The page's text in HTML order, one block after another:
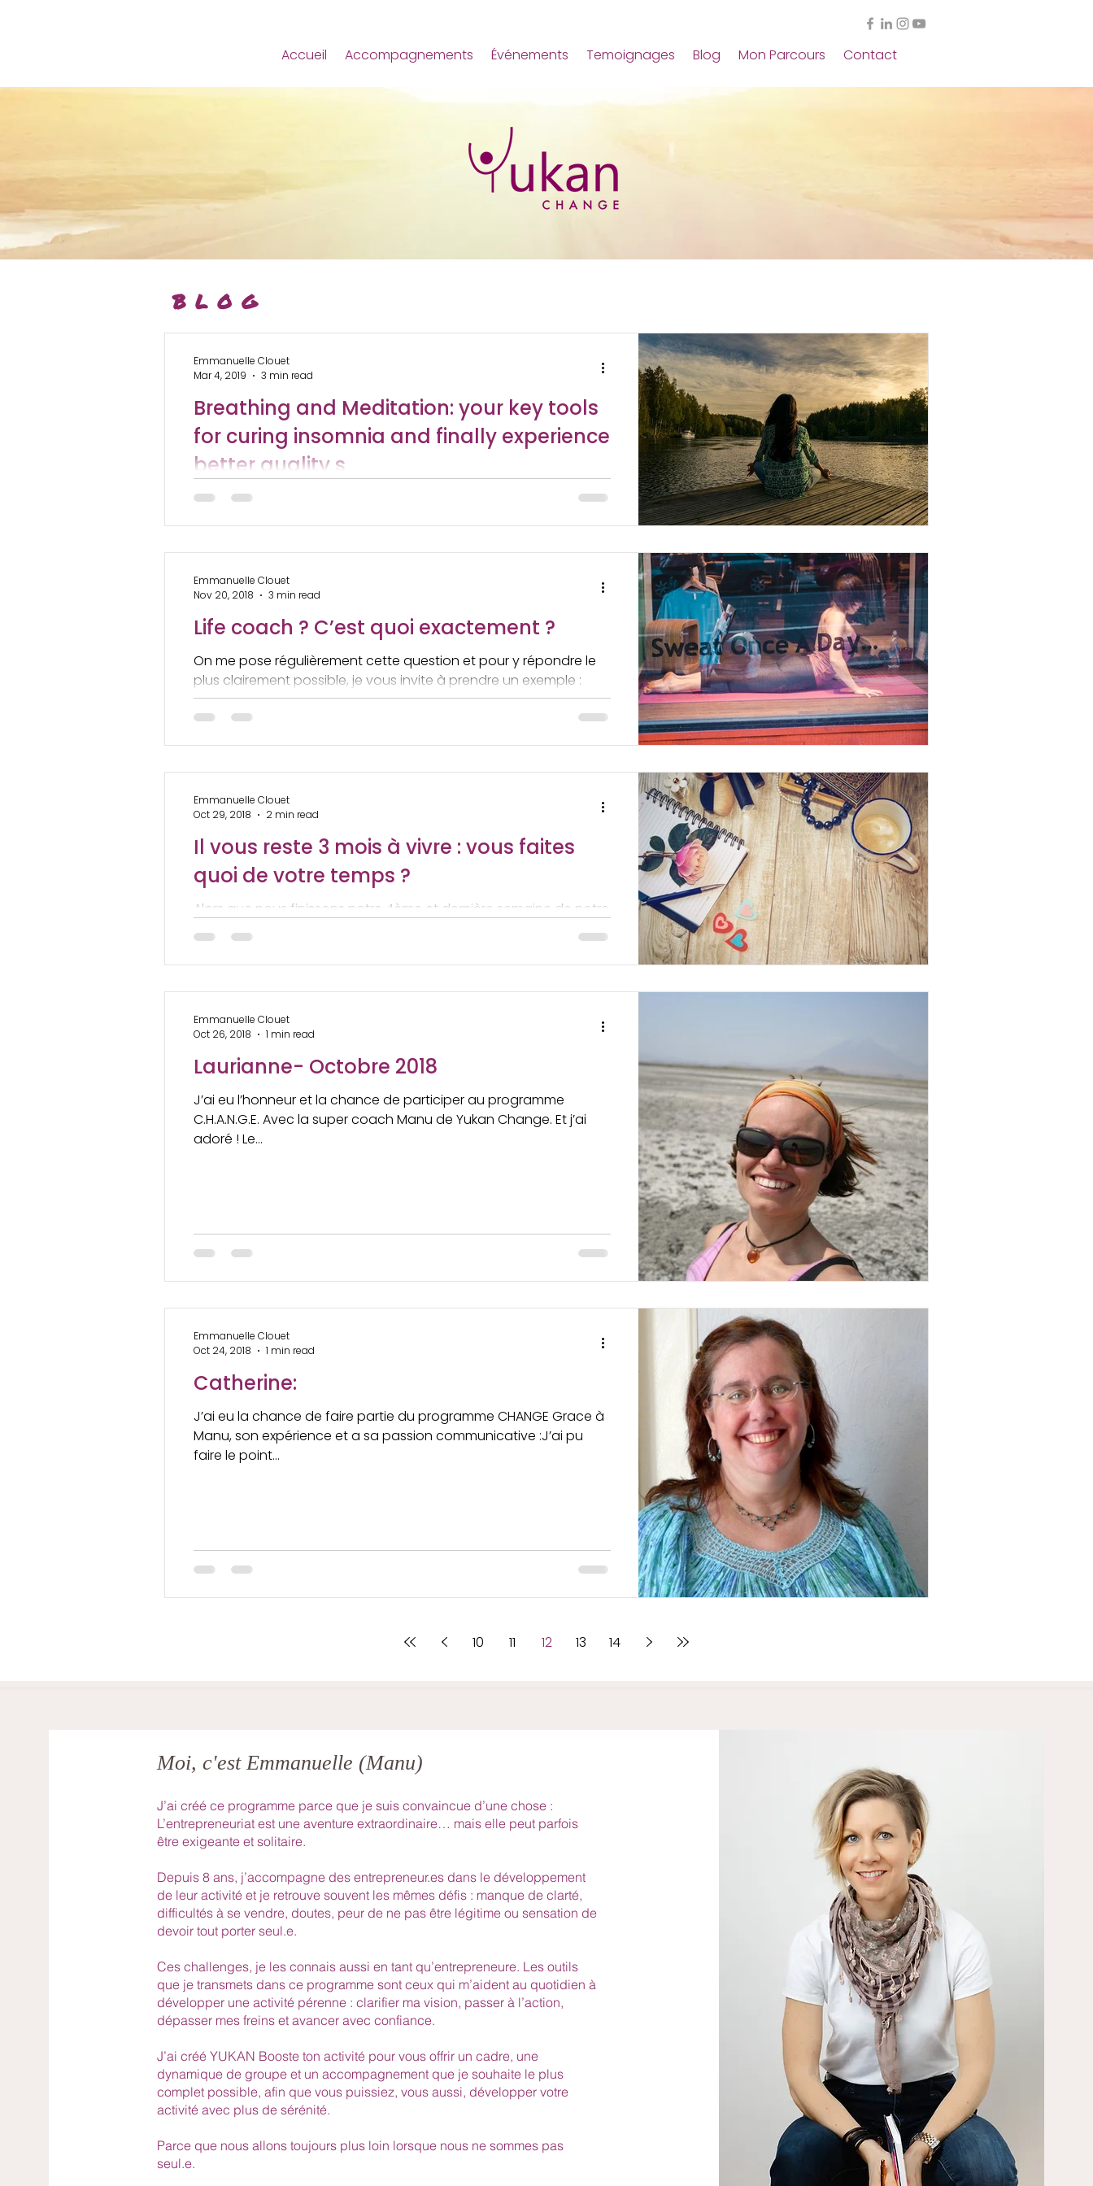
Accueil Accompagnements Événements Temoignages Blog Mon Parcours Contact
BLOG
Breathing and Meditation: your key tools
for curing insomnia and finally experience
better quality s
Why does meditation need to be a non-negotiable task in our
Emmanuelle Clouet
Mar 4, 2019
3 min read
Life coach ? C’est quoi exactement ?
On me pose régulièrement cette question et pour y répondre le
plus clairement possible, je vous invite à prendre un exemple :
Admettons...
Emmanuelle Clouet
Nov 20, 2018
3 min read
Il vous reste 3 mois à vivre : vous faites
quoi de votre temps ?
Alors que nous finissons notre 4ème et dernière semaine de notre
Défi de 30 jours « AMOUR DE SOI», une chose intéressante s’est
Emmanuelle Clouet
Oct 29, 2018
2 min read
Laurianne- Octobre 2018
J’ai eu l’honneur et la chance de participer au programme
C.H.A.N.G.E. Avec la super coach Manu de Yukan Change. Et j’ai
adoré ! Le...
Emmanuelle Clouet
Oct 26, 2018
1 min read
Catherine:
J’ai eu la chance de faire partie du programme CHANGE Grace à
Manu, son expérience et a sa passion communicative :J’ai pu
faire le point...
Emmanuelle Clouet
Oct 24, 2018
1 min read
10 11 12 13 14
Moi, c'est Emmanuelle (Manu)
J’ai créé ce programme parce que je suis convaincue d’une chose :
L’entrepreneuriat est une aventure extraordinaire… mais elle peut parfois
être exigeante et solitaire.
Depuis 8 ans, j’accompagne des entrepreneur.es dans le développement
de leur activité et je retrouve souvent les mêmes défis : manque de clarté,
difficultés à se vendre, doutes, peur de ne pas être légitime ou sensation de
devoir tout porter seul.e.
Ces challenges, je les connais aussi en tant qu’entrepreneure. Les outils
que je transmets dans ce programme sont ceux qui m’aident au quotidien à
développer une activité pérenne : clarifier ma vision, passer à l’action,
dépasser mes freins et avancer avec confiance.
J’ai créé YUKAN Booste ton activité pour vous offrir un cadre, une
dynamique de groupe et un accompagnement que je souhaite le plus
complet possible, afin que vous puissiez, vous aussi, développer votre
activité avec plus de sérénité.
Parce que nous allons toujours plus loin lorsque nous ne sommes pas
seul.e.